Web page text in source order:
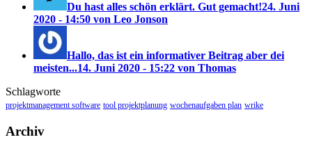
Du hast alles schön erklärt. Gut gemacht!24. Juni
2020 - 14:50 von Leo Jonson
Hallo, das ist ein informativer Beitrag aber dei
meisten...14. Juni 2020 - 15:22 von Thomas
Schlagworte
projektmanagement software tool projektplanung wochenaufgaben plan wrike
Archiv